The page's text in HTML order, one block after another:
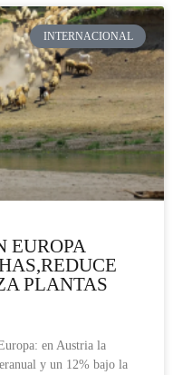
INTERNACIONAL
EUROPA
PLANTAS
en Austria la
y un 12% bajo la